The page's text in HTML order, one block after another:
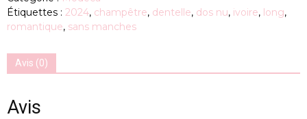
Étiquettes : 2024, champêtre, dentelle, dos nu, ivoire, long,
romantique, sans manches
Avis (0)
Avis